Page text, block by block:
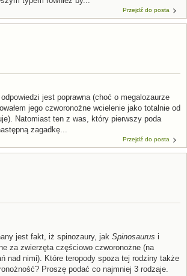
Przejdź do posta
jest poprawna (choć o megalozaurze
jego czworonożne wcielenie jako totalnie od
Natomiast ten z was, który pierwszy poda
zagadkę...
Przejdź do posta
jest fakt, iż spinozaury, jak Spinosaurus i
za zwierzęta częściowo czworonożne (na
nad nimi). Które teropody spoza tej rodziny także
Proszę podać co najmniej 3 rodzaje.